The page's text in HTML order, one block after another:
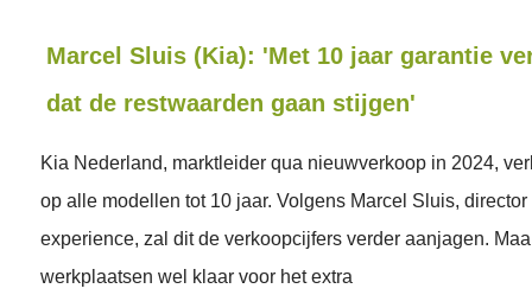
Marcel Sluis (Kia): 'Met 10 jaar garantie
dat de restwaarden gaan stijgen'
Kia Nederland, marktleider qua nieuwverkoop in 2024,
op alle modellen tot 10 jaar. Volgens Marcel Sluis,
experience, zal dit de verkoopcijfers verder aanjagen.
werkplaatsen wel klaar voor het extra